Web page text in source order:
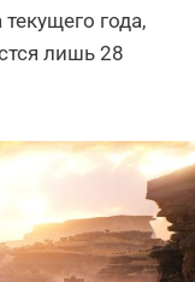
года,
лишь 28